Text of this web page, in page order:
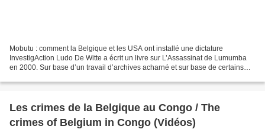
Mobutu : comment la Belgique et les USA ont installé une dictature
InvestigAction Ludo De Witte a écrit un livre sur L’Assassinat de Lumumba
en 2000. Sur base d’un travail d’archives acharné et sur base de certains
Les crimes de la Belgique au Congo / The
crimes of Belgium in Congo (Vidéos)